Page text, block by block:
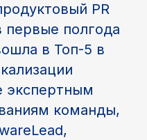
PR
первые полгода
в Топ-5 в
экспертным
команды,